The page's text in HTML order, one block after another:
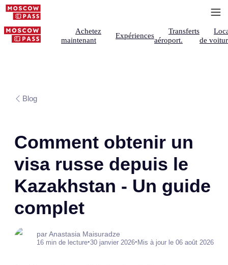
Achetez
maintenant
Expériences
Transferts
aéroport.
de
Blog
Comment obtenir un
visa russe depuis le
Kazakhstan - Un guide
complet
par Anastasia Maisuradze
16 min de lecture•30 janvier 2026•Mis à jour le 06 août 2026